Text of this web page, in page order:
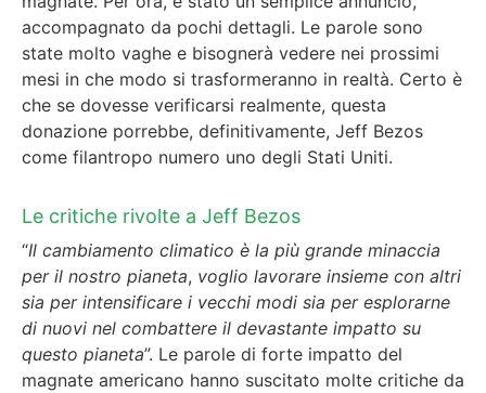
accompagnato da pochi dettagli. Le parole sono
state molto vaghe e bisognerà vedere nei prossimi
mesi in che modo si trasformeranno in realtà. Certo è
che se dovesse verificarsi realmente, questa
donazione porrebbe, definitivamente, Jeff Bezos
come filantropo numero uno degli Stati Uniti.
Le critiche rivolte a Jeff Bezos
“Il cambiamento climatico è la più grande minaccia
per il nostro pianeta, voglio lavorare insieme con altri
sia per intensificare i vecchi modi sia per esplorarne
di nuovi nel combattere il devastante impatto su
questo pianeta”. Le parole di forte impatto del
magnate americano hanno suscitato molte critiche da